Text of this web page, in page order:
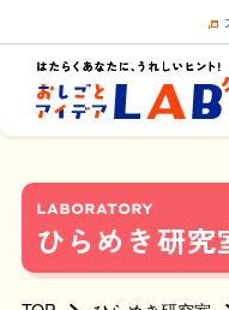
LABORATORY
ひらめき研究